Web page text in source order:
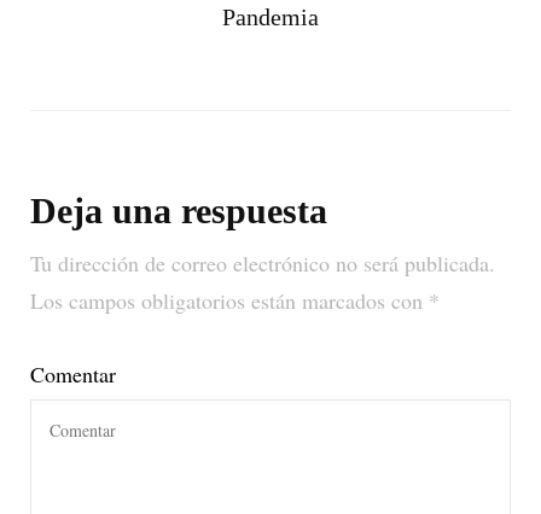
Pandemia
Deja una respuesta
Tu dirección de correo electrónico no será publicada.
Los campos obligatorios están marcados con *
Comentar